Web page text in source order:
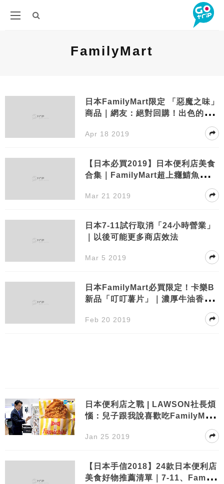
FamilyMart
日本FamilyMart限定 「惡魔之味」
商品｜網友：絕對回購！出色的美
Apr 18 2019
【日本必買2019】日本便利店美食
合集｜FamilyMart超上癮鯖魚飯
Mar 21 2019
日本7-11試行取消「24小時營業」
｜以後可能更多商店效法
Mar 5 2019
日本FamilyMart必買限定！卡樂B
新品「叮叮薯片」｜濃厚牛油香、
Feb 20 2019
日本便利店之戰 | LAWSON社長煩
惱：兒子跟我說喜歡吃FamilyMart
Jan 25 2019
【日本手信2018】24款日本便利店
美食好物推薦清單｜7-11、Family